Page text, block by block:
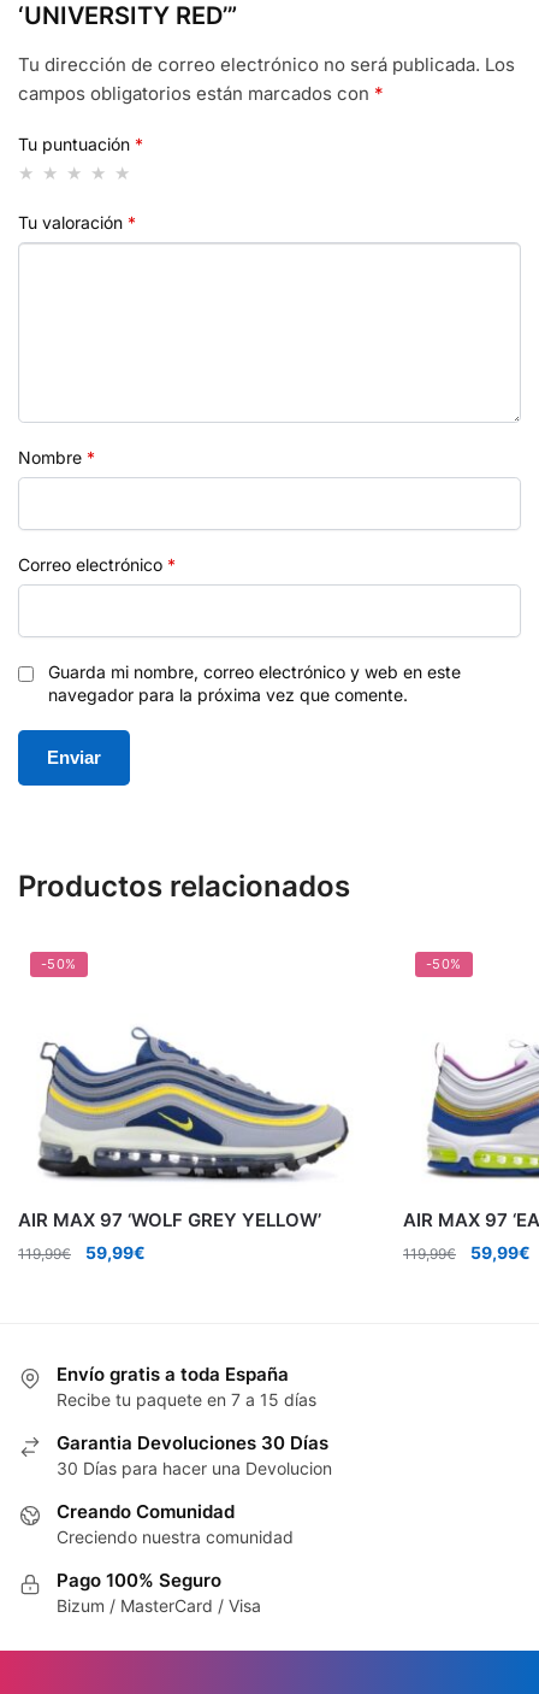
‘UNIVERSITY RED’”
Tu dirección de correo electrónico no será publicada. Los
campos obligatorios están marcados con *
Tu puntuación *
Tu valoración *
Nombre *
Correo electrónico *
Guarda mi nombre, correo electrónico y web en este
navegador para la próxima vez que comente.
Productos relacionados
-50%
AIR MAX 97 ‘WOLF GREY YELLOW’
119,99€
El
59,99€
-50%
AIR MAX 97
119,99€
El
59,99€
Envío gratis a toda España
Recibe tu paquete en 7 a 15 días
Garantia Devoluciones 30 Días
30 Días para hacer una Devolucion
Creando Comunidad
Creciendo nuestra comunidad
Pago 100% Seguro
Bizum / MasterCard / Visa